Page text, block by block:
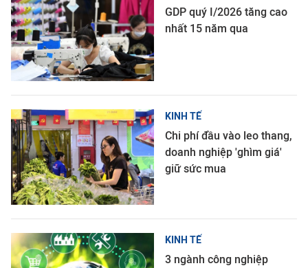
GDP quý I/2026 tăng cao
nhất 15 năm qua
KINH TẾ
Chi phí đầu vào leo thang,
doanh nghiệp 'ghìm giá'
giữ sức mua
KINH TẾ
3 ngành công nghiệp